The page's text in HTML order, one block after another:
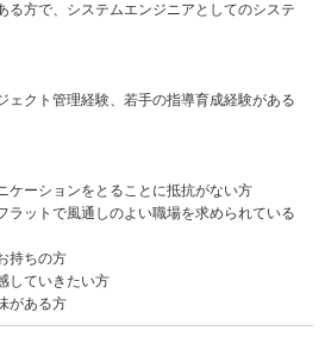
る方で、システムエンジニアとしてのシステ
ェクト管理経験、若手の指導育成経験がある
ケーションをとることに抵抗がない方
ラットで風通しのよい職場を求められている
持ちの方
していきたい方
がある方